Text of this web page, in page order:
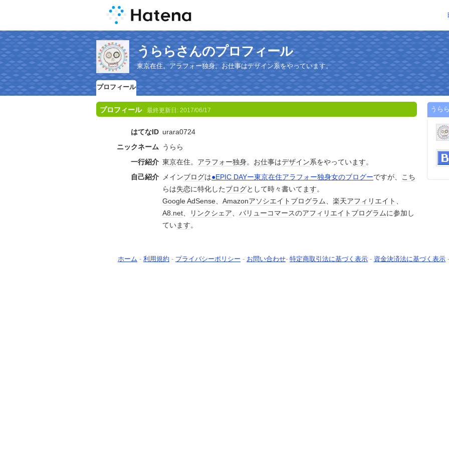
うららさんのプロフィール
東京在住。アラフォー独身。お仕事はデザイン系をやっています。
プロフィール
プロフィール 最終更新日: 2017/06/17
はてなID urara0724
ニックネーム うらら
一行紹介 東京在住。 アラフォー独身。 お仕事はデザイン系をやっています。
自己紹介 メインブログは●EPIC DAYー東京在住アラフォー独身女のブログーですが、 こち
らは失恋に特化したブログとして時々書いてます。
Google AdSense、 Amazonアソシエイト ブログラム、 楽天アフィリエイト 、
A8.net、 リンクシェア、 バリューコマースのアフィリエイト ブログラムに参加し
ています。
うら
ホーム - 利用規約 - プライバシーポリシー - お問い合わせ- 特定商取引法に基づく表示 - 資金決済法に基づく表示 -